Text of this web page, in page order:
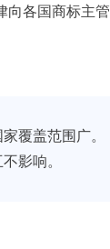
各国商标主
覆盖范围广。
影响。